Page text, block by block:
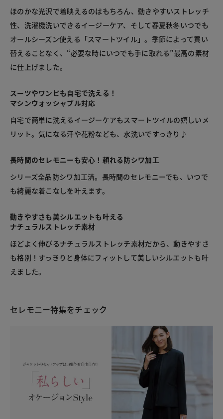
ほのかな光沢で着映えるのはもちろん、動きやすいストレッチ
性、洗濯機洗いできるイージーケア、そして春夏秋冬いつでも
オールシーズン使える「スマートツイル」。季節によって買い
替えることなく、“必要な時にいつでも手に取れる”最高の素材
に仕上げました。
スーツやワンピも自宅で洗える！
マシンウォッシャブル対応
自宅で簡単に洗えるイージーケアもスマートツイルの嬉しいメ
リット。気になる汗や花粉なども、水洗いですっきり♪
長時間のセレモニーも安心！頼れる防シワ加工
シリーズ全品防シワ加工済。長時間のセレモニーでも、いつで
も綺麗な着こなしを叶えます。
動きやすさも美シルエットも叶える
ナチュラルストレッチ素材
ほどよく伸びるナチュラルストレッチ素材だから、動きやすさ
も格別！すっきりと身体にフィットして美しいシルエットも叶
えました。
セレモニー特集をチェック